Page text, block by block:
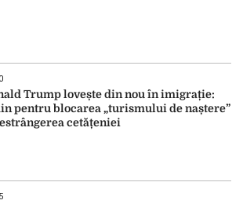
Trump lovește din nou în imigrație:
pentru blocarea „turismului de naștere”
cetățeniei